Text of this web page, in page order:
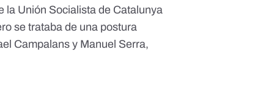
la Unión Socialista de Catalunya
se trataba de una postura
Campalans y Manuel Serra,